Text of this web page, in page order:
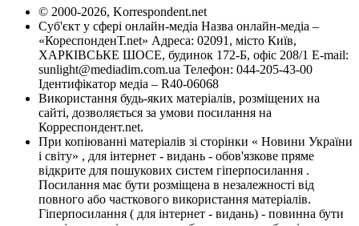
© 2000-2026, Korrespondent.net
Суб'єкт у сфері онлайн-медіа Назва онлайн-медіа –
«КореспонденТ.net» Адреса: 02091, місто Київ,
ХАРКІВСЬКЕ ШОСЕ, будинок 172-Б, офіс 208/1 E-mail:
sunlight@mediadim.com.ua Телефон: 044-205-43-00
Ідентифікатор медіа – R40-06068
Використання будь-яких матеріалів, розміщених на
сайті, дозволяється за умови посилання на
Корреспондент.net.
При копіюванні матеріалів зі сторінки « Новини України
і світу» , для інтернет - видань - обов'язкове пряме
відкрите для пошукових систем гіперпосилання .
Посилання має бути розміщена в незалежності від
повного або часткового використання матеріалів.
Гіперпосилання ( для інтернет - видань) - повинна бути